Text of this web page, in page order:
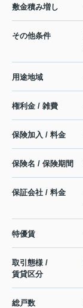
敷金積み増し
その他条件
用途地域
権利金 / 雑費
保険加入 / 料金
保険名 / 保険期間
保証会社 / 料金
特優賃
取引態様 /
賃貸区分
総戸数